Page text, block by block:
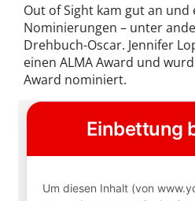
Out of Sight kam gut an
Nominierungen – unter
Drehbuch-Oscar. Jennifer
einen ALMA Award und
Award nominiert.